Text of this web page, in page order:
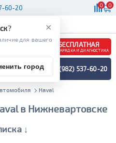
60-20 0 0
БЕСПЛАТНАЯ
ЗАРЯДКА И ДИАГНОСТИКА
+7 (982) 537-60-20
Haval
в Нижневартовске
↓
×
?
для вашего
город